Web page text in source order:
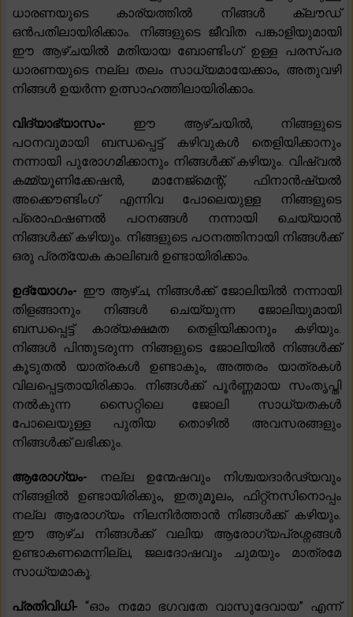
ധാരണയുടെ കാര്യത്തിൽ നിങ്ങൾ ക്ലൗഡ്
ഒൻപതിലായിരിക്കാം. നിങ്ങളുടെ ജീവിത പങ്കാളിയുമായി
ഈ ആഴ്‌ചയിൽ മതിയായ ബോണ്ടിംഗ് ഉള്ള പരസ്പര
ധാരണയുടെ നല്ല തലം സാധ്യമായേക്കാം, അതുവഴി
നിങ്ങൾ ഉയർന്ന ഉത്സാഹത്തിലായിരിക്കാം.
വിദ്യാഭ്യാസം- ഈ ആഴ്ചയിൽ, നിങ്ങളുടെ
പഠനവുമായി ബന്ധപ്പെട്ട് കഴിവുകൾ തെളിയിക്കാനും
നന്നായി പുരോഗമിക്കാനും നിങ്ങൾക്ക് കഴിയും. വിഷ്വൽ
കമ്മ്യൂണിക്കേഷൻ, മാനേജ്മെന്റ്, ഫിനാൻഷ്യൽ
അക്കൌണ്ടിംഗ് എന്നിവ പോലെയുള്ള നിങ്ങളുടെ
പ്രൊഫഷണൽ പഠനങ്ങൾ നന്നായി ചെയ്യാൻ
നിങ്ങൾക്ക് കഴിയും. നിങ്ങളുടെ പഠനത്തിനായി നിങ്ങൾക്ക്
ഒരു പ്രത്യേക കാലിബർ ഉണ്ടായിരിക്കാം.
ഉദ്യോഗം- ഈ ആഴ്ച, നിങ്ങൾക്ക് ജോലിയിൽ നന്നായി
തിളങ്ങാനും നിങ്ങൾ ചെയ്യുന്ന ജോലിയുമായി
ബന്ധപ്പെട്ട് കാര്യക്ഷമത തെളിയിക്കാനും കഴിയും.
നിങ്ങൾ പിന്തുടരുന്ന നിങ്ങളുടെ ജോലിയിൽ നിങ്ങൾക്ക്
കൂടുതൽ യാത്രകൾ ഉണ്ടാകും, അത്തരം യാത്രകൾ
വിലപ്പെട്ടതായിരിക്കാം. നിങ്ങൾക്ക് പൂർണ്ണമായ സംതൃപ്തി
നൽകുന്ന സൈറ്റിലെ ജോലി സാധ്യതകൾ
പോലെയുള്ള പുതിയ തൊഴിൽ അവസരങ്ങളും
നിങ്ങൾക്ക് ലഭിക്കും.
ആരോഗ്യം- നല്ല ഉന്മേഷവും നിശ്ചയദാർഢ്യവും
നിങ്ങളിൽ ഉണ്ടായിരിക്കും, ഇതുമൂലം, ഫിറ്റ്നസിനൊപ്പം
നല്ല ആരോഗ്യം നിലനിർത്താൻ നിങ്ങൾക്ക് കഴിയും.
ഈ ആഴ്ച നിങ്ങൾക്ക് വലിയ ആരോഗ്യപ്രശ്നങ്ങൾ
ഉണ്ടാകണമെന്നില്ല, ജലദോഷവും ചുമയും മാത്രമേ
സാധ്യമാകൂ.
പ്രതിവിധി-“ഓം നമോ ഭഗവതേ വാസുദേവായ” എന്ന്